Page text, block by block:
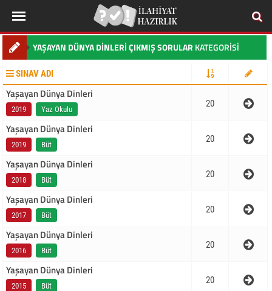
YAŞAYAN DÜNYA DINLERI ÇIKMIŞ SORULAR KATEGORISI
SINAV ADI
Yaşayan Dünya Dinleri
2019 Yaz Okulu
20
Yaşayan Dünya Dinleri
2019 Büt
20
Yaşayan Dünya Dinleri
2018 Büt
20
Yaşayan Dünya Dinleri
2017 Büt
20
Yaşayan Dünya Dinleri
2016 Büt
20
Yaşayan Dünya Dinleri
2015 Büt
20